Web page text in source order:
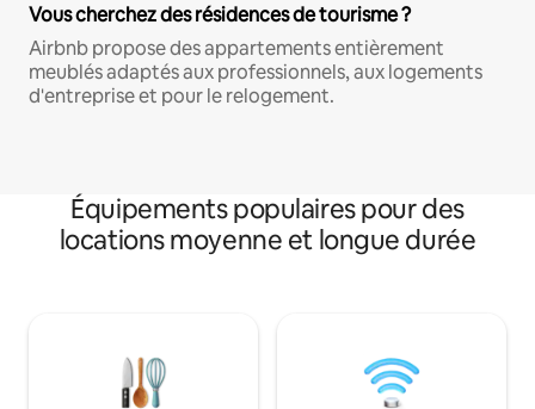
Vous cherchez des résidences de tourisme ?
Airbnb propose des appartements entièrement
meublés adaptés aux professionnels, aux logements
d'entreprise et pour le relogement.
Équipements populaires pour des
locations moyenne et longue durée